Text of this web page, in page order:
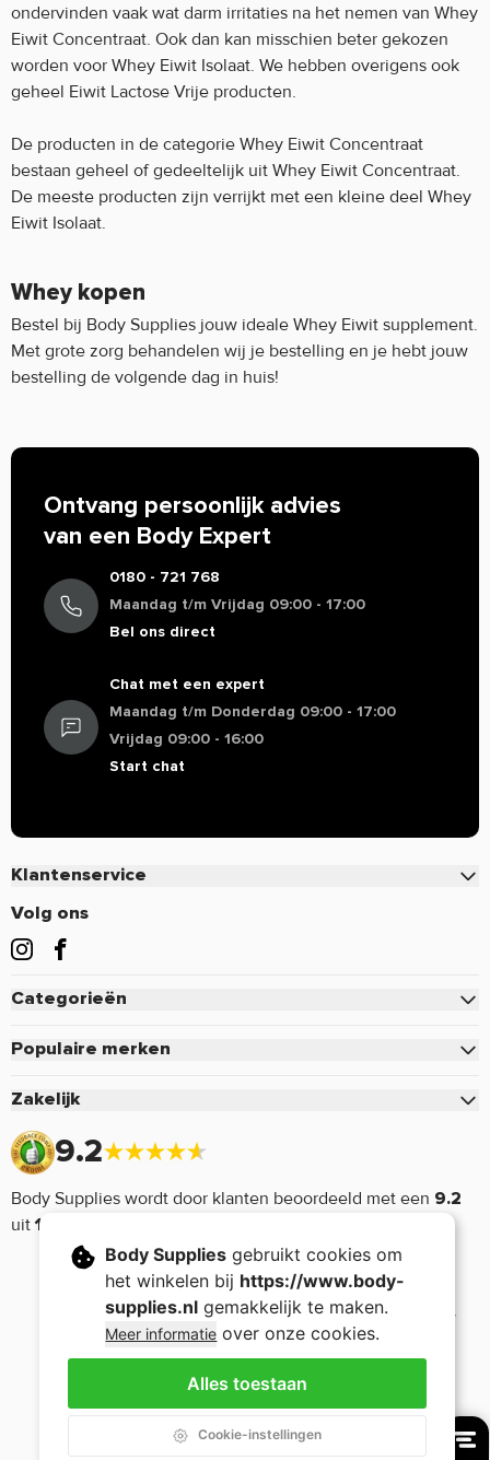
ondervinden vaak wat darm irritaties na het nemen van Whey
Eiwit Concentraat. Ook dan kan misschien beter gekozen
worden voor Whey Eiwit Isolaat. We hebben overigens ook
geheel Eiwit Lactose Vrije producten.
De producten in de categorie Whey Eiwit Concentraat
bestaan geheel of gedeeltelijk uit Whey Eiwit Concentraat.
De meeste producten zijn verrijkt met een kleine deel Whey
Eiwit Isolaat.
Whey kopen
Bestel bij Body Supplies jouw ideale Whey Eiwit supplement.
Met grote zorg behandelen wij je bestelling en je hebt jouw
bestelling de volgende dag in huis!
Ontvang persoonlijk advies
van een Body Expert
0180 - 721 768
Maandag t/m Vrijdag 09:00 - 17:00
Bel ons direct
Chat met een expert
Maandag t/m Donderdag 09:00 - 17:00
Vrijdag 09:00 - 16:00
Start chat
Klantenservice
Contact
Veelgestelde vragen
Betalen
Verzenden & Bezorgen
Voordelen & Acties
Retour aanmelden
Mijn account
Bedrijfsgegevens
Nieuwsbrief
Volg ons
Categorieën
Pre-Workout
Sportvoeding
Vitamine & Mineralen
Aminozuren
Supplementen
Populaire merken
Optimum Nutrition
Dymatize
Monster Energy
Stacker2
Zakelijk
Zakelijk inloggen
Aanmelden zakelijk account
Voorwaarden zakelijk account
9.2
Body Supplies wordt door klanten beoordeeld met een 9.2
uit17632 reviews.
Copyright © 2005 - 2026 Body Supplies - Nutrition --
Algemene voorwaarden-Privacy Policy
Body Supplies gebruikt cookies om
het winkelen bij https://www.body-
supplies.nl gemakkelijk te maken.
Meer informatie over onze cookies.
Alles toestaan
Cookie-instellingen